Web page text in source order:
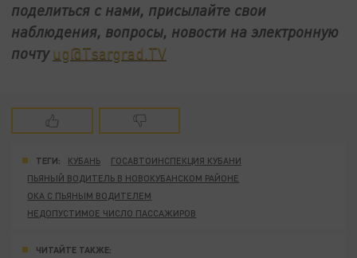
поделиться с нами, присылайте свои
наблюдения, вопросы, новости на электронную
почтуug@Tsargrad.TV
ТЕГИ: КУБАНЬ
ГОСАВТОИНСПЕКЦИЯ КУБАНИ
ПЬЯНЫЙ ВОДИТЕЛЬ В НОВОКУБАНСКОМ РАЙОНЕ
ОКА С ПЬЯНЫМ ВОДИТЕЛЕМ
НЕДОПУСТИМОЕ ЧИСЛО ПАССАЖИРОВ
ЧИТАЙТЕ ТАКЖЕ: